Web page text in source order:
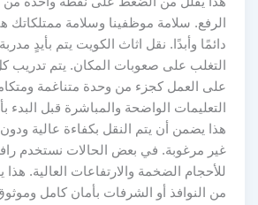
الرفع. سلامة موظفينا وسلامة ممتلكاتك
دائمًا وأبدًا. نقل اثاث الكويت يتم بأيدٍ
التغلب على صعوبات المكان. يتم
على العمل كجزء من وحدة متناغمة
التعليمات الواضحة والمباشرة قبل
هذا يضمن أن يتم النقل بكفاءة عالية
غير مرغوبة. في بعض الحالات نستخدم
للأحجام الضخمة والارتفاعات العالية.
من النوافذ أو الشرفات بأمان كامل